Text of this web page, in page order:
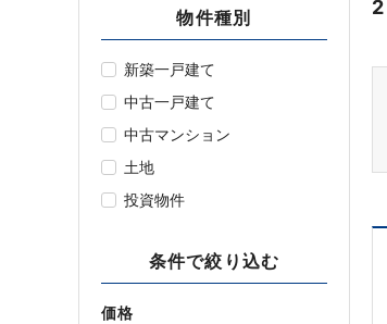
物件種別
新築一戸建て
中古一戸建て
中古マンション
土地
投資物件
条件で絞り込む
価格
2